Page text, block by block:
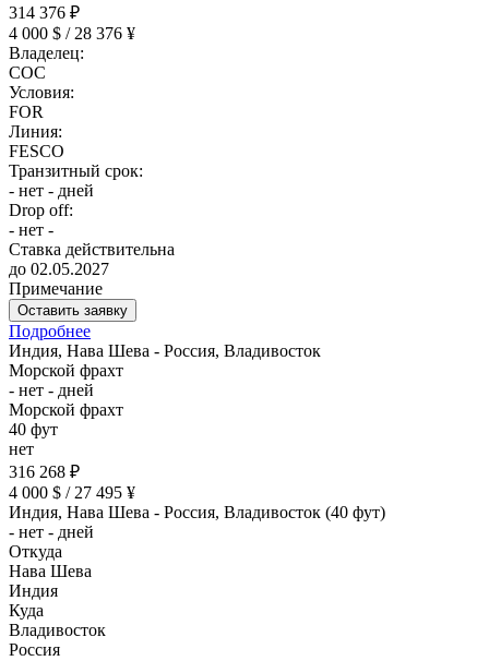
314 376 ₽
4 000 $ / 28 376 ¥
Владелец:
COC
Условия:
FOR
Линия:
FESCO
Транзитный срок:
- нет - дней
Drop off:
- нет -
Ставка действительна
до 02.05.2027
Примечание
Оставить заявку
Подробнее
Индия, Нава Шева - Россия, Владивосток
Морской фрахт
- нет - дней
Морской фрахт
40 фут
нет
316 268 ₽
4 000 $ / 27 495 ¥
Индия, Нава Шева - Россия, Владивосток (40 фут)
- нет - дней
Откуда
Нава Шева
Индия
Куда
Владивосток
Россия